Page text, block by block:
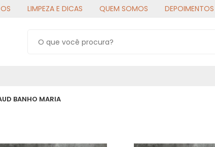
LIMPEZA E DICAS QUEM SOMOS DEPOIMENTOS
BANHO MARIA